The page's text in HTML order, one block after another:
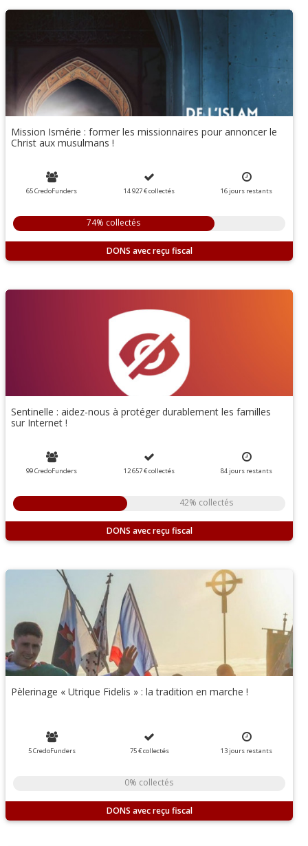
Mission Ismérie : former les missionnaires pour annoncer le
Christ aux musulmans !
65 CredoFunders 14 927 €collectés 16jours restants
74% collectés
DONS
Sentinelle : aidez-nous à protéger durablement les familles
sur Internet !
99 CredoFunders 12 657 €collectés 84jours restants
42% collectés
DONS
Pèlerinage « Utrique Fidelis » : la tradition en marche !
5 CredoFunders 75 €collectés 13jours restants
0% collectés
DONS